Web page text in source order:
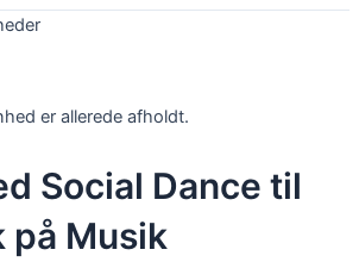
er allerede afholdt.
Social Dance til
på Musik